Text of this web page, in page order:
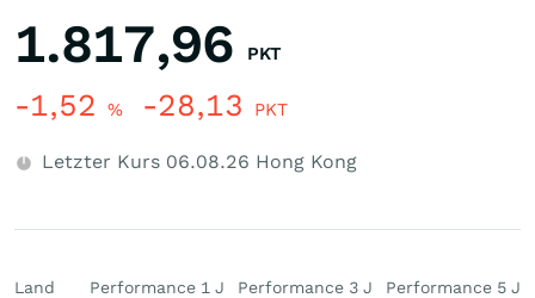
1.817,96 PKT
-1,52 % -28,13 PKT
Letzter Kurs 06.08.26 Hong Kong
Land Performance 1 J Performance 3 J Performance 5 J